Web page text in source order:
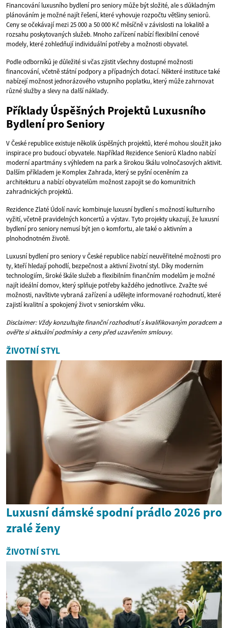
Financování luxusního bydlení pro seniory může být složité, ale s důkladným
plánováním je možné najít řešení, které vyhovuje rozpočtu většiny seniorů.
Ceny se očekávají mezi 25 000 a 50 000 Kč měsíčně v závislosti na lokalitě a
rozsahu poskytovaných služeb. Mnoho zařízení nabízí flexibilní cenové
modely, které zohledňují individuální potřeby a možnosti obyvatel.
Podle odborníků je důležité si včas zjistit všechny dostupné možnosti
financování, včetně státní podpory a případných dotací. Některé instituce také
nabízejí možnost jednorázového vstupního poplatku, který může zahrnovat
různé služby a slevy na další náklady.
Příklady Úspěšných Projektů Luxusního
Bydlení pro Seniory
V České republice existuje několik úspěšných projektů, které mohou sloužit jako
inspirace pro budoucí obyvatele. Například Rezidence Seniorů Kladno nabízí
moderní apartmány s výhledem na park a širokou škálu volnočasových aktivit.
Dalším příkladem je Komplex Zahrada, který se pyšní oceněním za
architekturu a nabízí obyvatelům možnost zapojit se do komunitních
zahradnických projektů.
Rezidence Zlaté Údolí navíc kombinuje luxusní bydlení s možností kulturního
vyžití, včetně pravidelných koncertů a výstav. Tyto projekty ukazují, že luxusní
bydlení pro seniory nemusí být jen o komfortu, ale také o aktivním a
plnohodnotném životě.
Luxusní bydlení pro seniory v České republice nabízí neuvěřitelné možnosti pro
ty, kteří hledají pohodlí, bezpečnost a aktivní životní styl. Díky moderním
technologiím, široké škále služeb a flexibilním finančním modelům je možné
najít ideální domov, který splňuje potřeby každého jednotlivce. Zvažte své
možnosti, navštivte vybraná zařízení a udělejte informované rozhodnutí, které
zajistí kvalitní a spokojený život v seniorském věku.
Disclaimer: Vždy konzultujte finanční rozhodnutí s kvalifikovaným poradcem a
ověřte si aktuální podmínky a ceny před uzavřením smlouvy.
ŽIVOTNÍ STYL
Luxusní dámské spodní prádlo 2026 pro
zralé ženy
ŽIVOTNÍ STYL